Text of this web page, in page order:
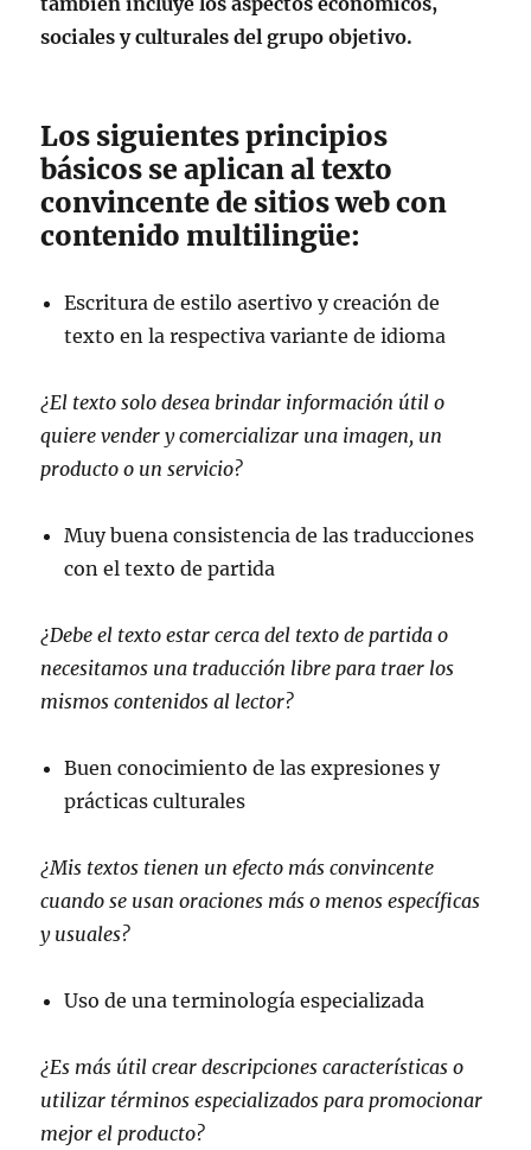
sociales y culturales del grupo objetivo.
Los siguientes principios
básicos se aplican al texto
convincente de sitios web con
contenido multilingüe:
Escritura de estilo asertivo y creación de
texto en la respectiva variante de idioma
¿El texto solo desea brindar información útil o
quiere vender y comercializar una imagen, un
producto o un servicio?
Muy buena consistencia de las traducciones
con el texto de partida
¿Debe el texto estar cerca del texto de partida o
necesitamos una traducción libre para traer los
mismos contenidos al lector?
Buen conocimiento de las expresiones y
prácticas culturales
¿Mis textos tienen un efecto más convincente
cuando se usan oraciones más o menos específicas
y usuales?
Uso de una terminología especializada
¿Es más útil crear descripciones características o
utilizar términos especializados para promocionar
mejor el producto?